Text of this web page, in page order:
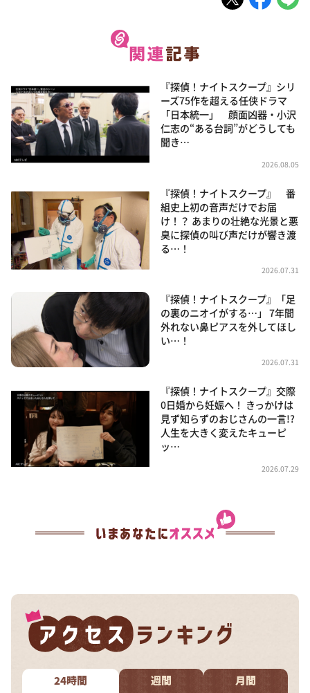
『探偵！ナイトスクープ』シリ
ーズ75作を超える任侠ドラマ
「日本統一」 顔面凶器・小沢
仁志の“ある台詞”がどうしても
聞き…
2026.08.05
『探偵！ナイトスクープ』 番
組史上初の音声だけでお届
け！？ あまりの壮絶な光景と悪
臭に探偵の叫び声だけが響き渡
る…！
2026.07.31
『探偵！ナイトスクープ』「足
の裏のニオイがする…」 7年間
外れない鼻ピアスを外してほし
い…！
2026.07.31
『探偵！ナイトスクープ』交際
0日婚から妊娠へ！ きっかけは
見ず知らずのおじさんの一言!?
人生を大きく変えたキューピ
ッ…
2026.07.29
24時間 週間 月間